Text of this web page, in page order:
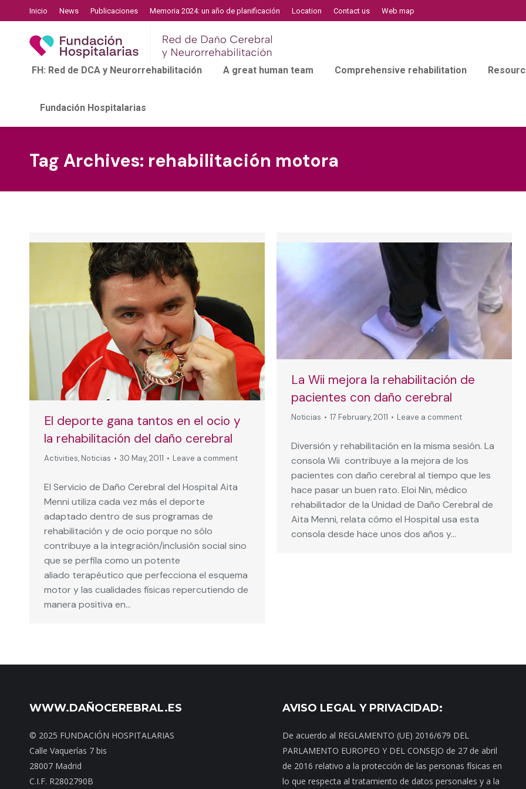
Inicio News Publicaciones Memoria 2024: un año de planificación Location Contact us Web map
FH: Red de DCA y Neurorrehabilitación A great human team Comprehensive rehabilitation
Fundación Hospitalarias
Tag Archives: rehabilitación motora
El deporte gana tantos en el ocio y
la rehabilitación del daño cerebral
Activities, Noticias 30 May, 2011 Leave a comment
El Servicio de Daño Cerebral del Hospital Aita
Menni utiliza cada vez más el deporte
adaptado dentro de sus programas de
rehabilitación y de ocio porque no sólo
contribuye a la integración/inclusión social sino
que se perfila como un potente
aliado terapéutico que perfecciona el esquema
motor y las cualidades físicas repercutiendo de
manera positiva en…
La Wii mejora la rehabilitación de
pacientes con daño cerebral
Noticias 17 February, 2011 Leave a comment
Diversión y rehabilitación en la misma sesión. La
consola Wii contribuye a la mejora de los
pacientes con daño cerebral al tiempo que les
hace pasar un buen rato. Eloi Nin, médico
rehabilitador de la Unidad de Daño Cerebral de
Aita Menni, relata cómo el Hospital usa esta
consola desde hace unos dos años y…
WWW.DAÑOCEREBRAL.ES
© 2025 FUNDACIÓN HOSPITALARIAS
Calle Vaquerías 7 bis
28007 Madrid
C.I.F. R2802790B
AVISO LEGAL Y PRIVACIDAD:
De acuerdo al REGLAMENTO (UE) 2016/679 DEL
PARLAMENTO EUROPEO Y DEL CONSEJO de 27 de abril
de 2016 relativo a la protección de las personas físicas en
lo que respecta al tratamiento de datos personales y a la